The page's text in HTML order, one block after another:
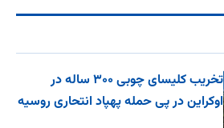
تخریب کلیسای چوبی ۳۰۰ ساله در
اوکراین در پی حمله پهپاد انتحاری روسیه